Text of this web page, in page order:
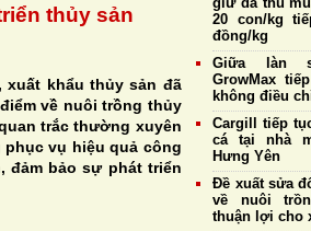
thủy sản
xuất khẩu thủy sản đã
về nuôi trồng thủy
trắc thường xuyên
vụ hiệu quả công
đảm bảo sự phát triển
20 con/kg
đồng/kg
Giữa làn
GrowMax
không điều
Cargill tiếp
cá tại nhà
Hưng Yên
Đề xuất sửa
về nuôi
thuận lợi cho